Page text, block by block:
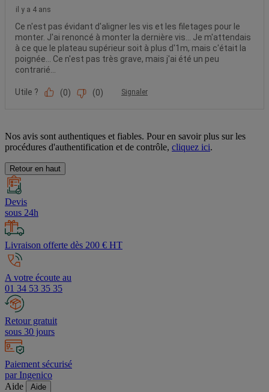
Nos avis sont authentiques et fiables. Pour en savoir plus sur les
procédures d'authentification et de contrôle, cliquez ici.
Retour en haut
Devis
sous 24h
Livraison offerte dès 200 € HT
A votre écoute au
01 34 53 35 35
Retour gratuit
sous 30 jours
Paiement sécurisé
par Ingenico
Aide
Aide